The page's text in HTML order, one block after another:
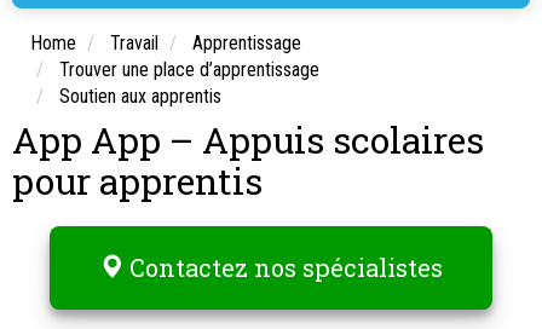
Home Travail
Apprentissage
Trouver une place d’apprentissage
Soutien aux apprentis
App App – Appuis scolaires
pour apprentis
Contactez nos spécialistes